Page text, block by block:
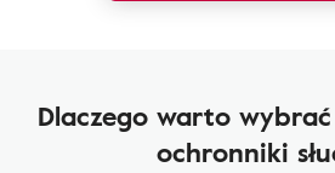
Dlaczego warto
ochronniki